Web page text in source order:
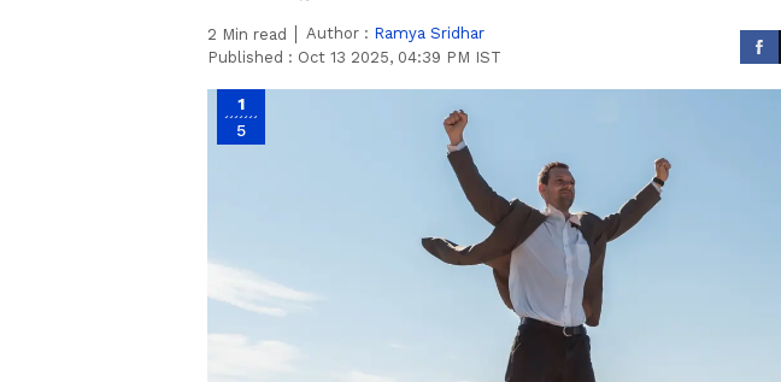
2 Min read Author : Ramya Sridhar
Published : Oct 13 2025, 04:39 PM IST
1
5